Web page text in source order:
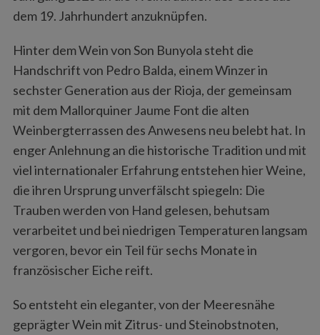
dem 19. Jahrhundert anzuknüpfen.
Hinter dem Wein von Son Bunyola steht die
Handschrift von Pedro Balda, einem Winzer in
sechster Generation aus der Rioja, der gemeinsam
mit dem Mallorquiner Jaume Font die alten
Weinbergterrassen des Anwesens neu belebt hat. In
enger Anlehnung an die historische Tradition und mit
viel internationaler Erfahrung entstehen hier Weine,
die ihren Ursprung unverfälscht spiegeln: Die
Trauben werden von Hand gelesen, behutsam
verarbeitet und bei niedrigen Temperaturen langsam
vergoren, bevor ein Teil für sechs Monate in
französischer Eiche reift.
So entsteht ein eleganter, von der Meeresnähe
geprägter Wein mit Zitrus- und Steinobstnoten,